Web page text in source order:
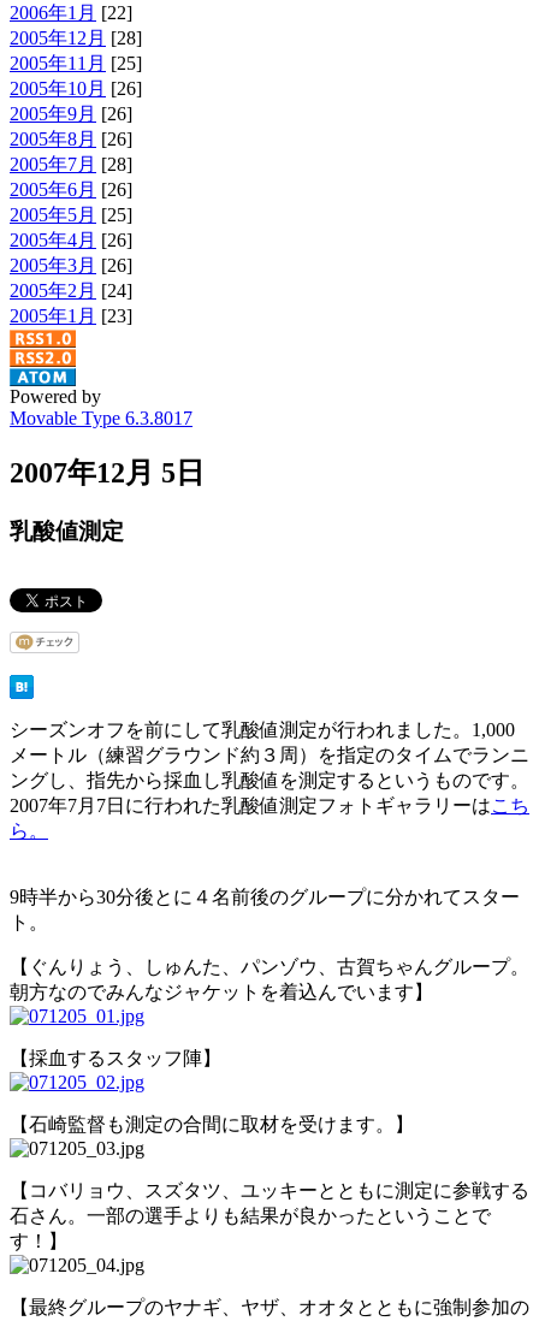
2006年1月 [22]
2005年12月 [28]
2005年11月 [25]
2005年10月 [26]
2005年9月 [26]
2005年8月 [26]
2005年7月 [28]
2005年6月 [26]
2005年5月 [25]
2005年4月 [26]
2005年3月 [26]
2005年2月 [24]
2005年1月 [23]
Powered by
Movable Type 6.3.8017
2007年12月 5日
乳酸値測定
シーズンオフを前にして乳酸値測定が行われました。1,000
メートル（練習グラウンド約３周）を指定のタイムでランニ
ングし、指先から採血し乳酸値を測定するというものです。
2007年7月7日に行われた乳酸値測定フォトギャラリーはこち
ら。
9時半から30分後とに４名前後のグループに分かれてスター
ト。
【ぐんりょう、しゅんた、パンゾウ、古賀ちゃんグループ。
朝方なのでみんなジャケットを着込んでいます】
【採血するスタッフ陣】
【石崎監督も測定の合間に取材を受けます。】
【コバリョウ、スズタツ、ユッキーとともに測定に参戦する
石さん。一部の選手よりも結果が良かったということで
す！】
【最終グループのヤナギ、ヤザ、オオタとともに強制参加の